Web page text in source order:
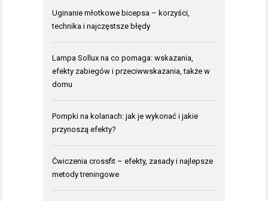
Uginanie młotkowe bicepsa – korzyści,
technika i najczęstsze błędy
Lampa Sollux na co pomaga: wskazania,
efekty zabiegów i przeciwwskazania, także w
domu
Pompki na kolanach: jak je wykonać i jakie
przynoszą efekty?
Ćwiczenia crossfit – efekty, zasady i najlepsze
metody treningowe